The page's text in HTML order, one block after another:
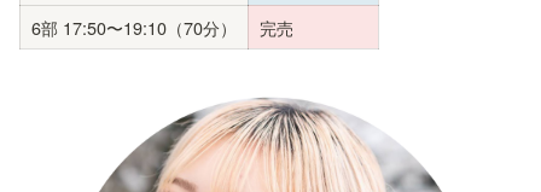
6部 17:50〜19:10（70分）
完売